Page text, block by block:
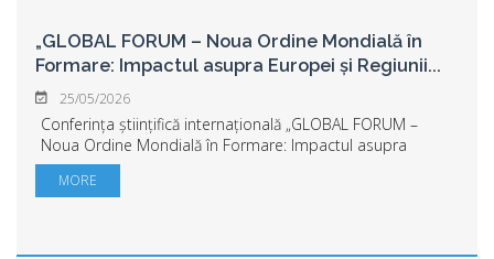
„GLOBAL FORUM – Noua Ordine Mondială în
Formare: Impactul asupra Europei și Regiunii...
25/05/2026
Conferința științifică internațională „GLOBAL FORUM –
Noua Ordine Mondială în Formare: Impactul asupra
Europei și Regiunii Balcanice” s-a desfășurat în Sala
Ferdinand a Primăriei Municipiului Arad, re...
MORE